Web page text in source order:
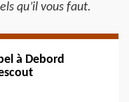
qu’il vous faut.
à Debord